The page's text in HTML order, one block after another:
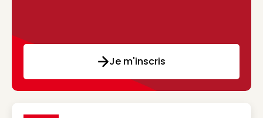
Je m'inscris